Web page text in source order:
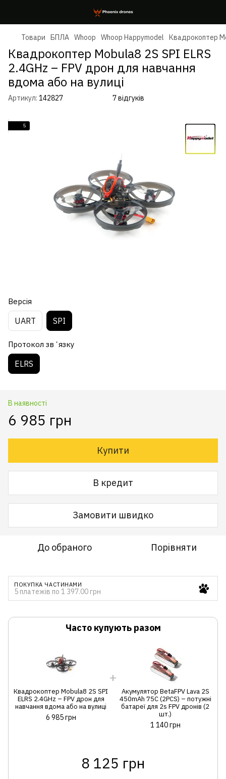
Товари БПЛА Whoop Whoop Happymodel Квадрокоптер
Квадрокоптер Mobula8 2S SPI ELRS
2.4GHz – FPV дрон для навчання
вдома або на вулиці
Артикул: 142827 7 відгуків
5
Версія
UART SPI
Протокол звʼязку
ELRS
В наявності
6 985 грн
Купити
В кредит
Замовити швидко
До обраного Порівняти
ПОКУПКА ЧАСТИНАМИ
5 платежів по 1 397.00 грн
Часто купують разом
Квадрокоптер Mobula8 2S SPI
ELRS 2.4GHz – FPV дрон для
навчання вдома або на вулиці
6 985 грн
Акумулятор BetaFPV Lava 2S
450mAh 75C (2PCS) – потужні
батареї для 2s FPV дронів (2
шт.)
1 140 грн
8 125 грн